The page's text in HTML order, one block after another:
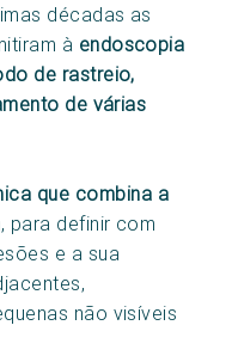
décadas as
à endoscopia
de rastreio,
de várias
que combina a
, para definir com
e a sua
não visíveis